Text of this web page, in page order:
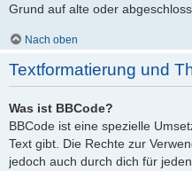
Grund auf alte oder
Nach oben
Textformatierung und
Was ist BBCode?
BBCode ist eine spezielle
Text gibt. Die Rechte zur
jedoch auch durch dich für